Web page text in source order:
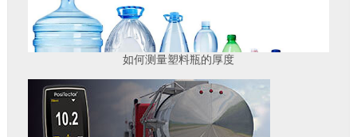
如何测量塑料瓶的厚度